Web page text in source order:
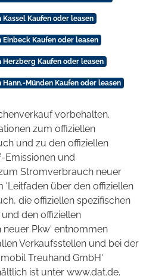
Kaufen oder leasen
Kaufen oder leasen
Herzberg Kaufen oder leasen
Münden Kaufen oder leasen
vorbehalten.
zum offiziellen
und zu den offiziellen
-Emissionen und
Stromverbrauch neuer
'Leitfaden über den offiziellen
die offiziellen spezifischen
den offiziellen
Pkw' entnommen
Verkaufsstellen und bei der
Treuhand GmbH'
ist unter www.dat.de.